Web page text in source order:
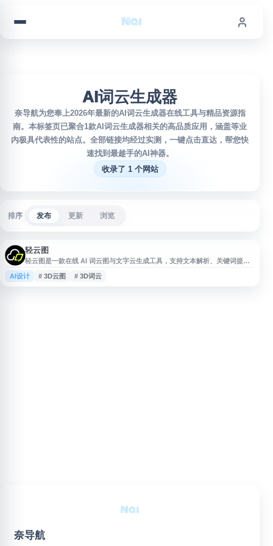
AI词云生成器
奈导航为您奉上2026年最新的AI词云生成器在线工具与精品资源指
南。本标签页已聚合1款AI词云生成器相关的高品质应用，涵盖等业
内极具代表性的站点。全部链接均经过实测，一键点击直达，帮您快
速找到最趁手的AI神器。
收录了 1 个网站
排序 发布 更新 浏览
轻云图
轻云图是一款在线 AI 词云图与文字云生成工具，支持文本解析、关键词提
取、词频分析，以及图标云、图形云和 3D 云图创作。用户可将文本内容快速
转化为可视化词云，并导出 PNG、SVG、视频或 3D 格式，适用于品牌传
AI设计 # 3D云图 # 3D词云
奈导航